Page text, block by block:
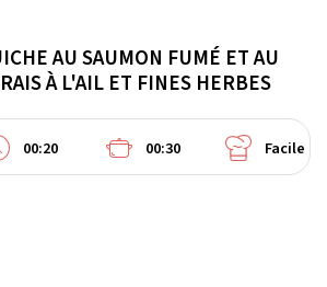
AU SAUMON FUMÉ ET AU
À L'AIL ET FINES HERBES
00:20 00:30 Facile